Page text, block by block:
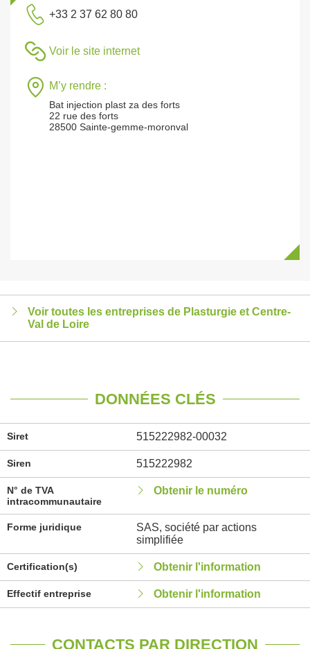
+33 2 37 62 80 80
Voir le site internet
M’y rendre :
Bat injection plast za des forts
22 rue des forts
28500 Sainte-gemme-moronval
Voir toutes les entreprises de Plasturgie et Centre-
Val de Loire
DONNÉES CLÉS
Siret 515222982-00032
Siren 515222982
N° de TVA
intracommunautaire
Obtenir le numéro
Forme juridique
SAS, société par actions
simplifiée
Certification(s) Obtenir l'information
Effectif entreprise Obtenir l'information
CONTACTS PAR DIRECTION